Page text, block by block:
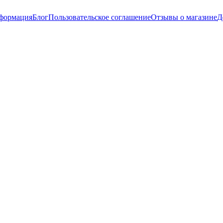
БлогПользовательское соглашениеОтзывы о магазине